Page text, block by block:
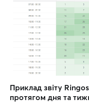
Приклад звіту
протягом дня та